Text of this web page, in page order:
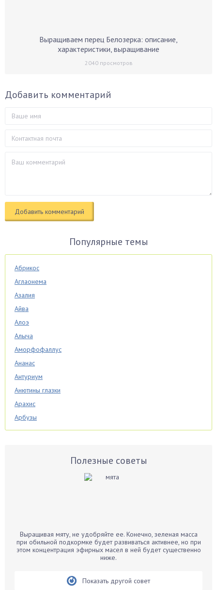
Выращиваем перец Белозерка: описание,
характеристики, выращивание
2040просмотров
Добавить комментарий
Популярные темы
Абрикос
Аглаонема
Азалия
Айва
Алоэ
Алыча
Аморфофаллус
Ананас
Антуриум
Анютины глазки
Арахис
Арбузы
Аспарагус
Бархатцы
Бегония
Полезные советы
Выращивая мяту, не удобряйте ее. Конечно, зеленая масса
при обильной подкормке будет развиваться активнее, но при
этом концентрация эфирных масел в ней будет существенно
ниже.
Показать другой совет